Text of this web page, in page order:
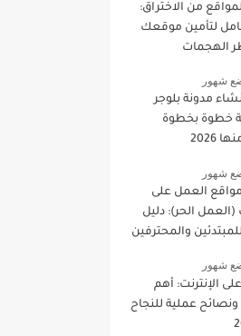
من الاختراق:
لتأمين موقعك
الهجمات
شهور
مدونة بلوجر
خطوة بخطوة
2026
شهور
العمل على
(العمل الحر): دليل
والمحترفين
شهور
الإنترنت: أهم
ونصائح عملية للنجاح